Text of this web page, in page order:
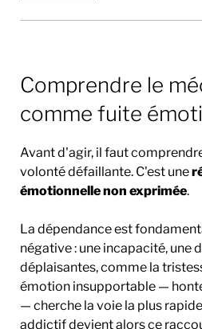
Comprendre le
comme fuite
Avant d'agir, il faut
volonté défaillante. C'est une
émotionnelle non exprimée.
La dépendance est
négative : une incapacité, une
déplaisantes, comme la
émotion insupportable —
— cherche la voie la plus
addictif devient alors ce